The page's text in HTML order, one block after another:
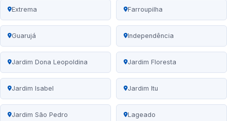
Extrema Farroupilha
Guarujá Independência
Jardim Dona Leopoldina Jardim Floresta
Jardim Isabel Jardim Itu
Jardim São Pedro Lageado